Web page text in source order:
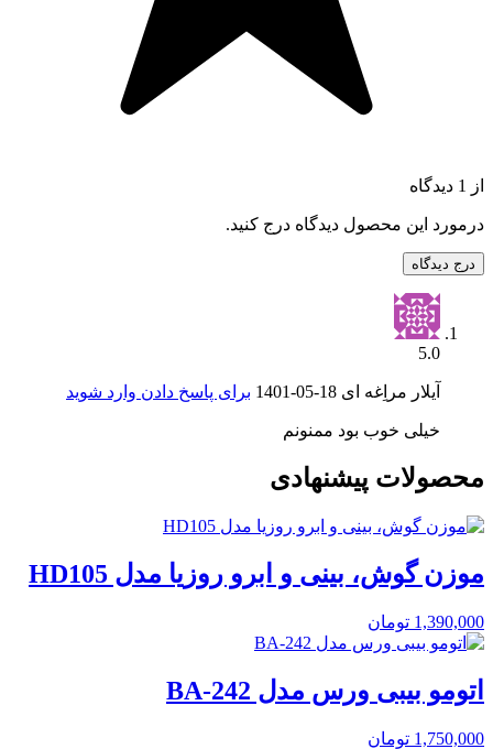
از 1 دیدگاه
درمورد این محصول دیدگاه درج کنید.
درج دیدگاه
5.0
آیلار مراِغه ای 1401-05-18 برای پاسخ دادن وارد شوید
خیلی خوب بود ممنونم
محصولات پیشنهادی
موزن گوش، بینی و ابرو روزیا مدل HD105
1,390,000 تومان
اتومو بیبی ورس مدل BA-242
1,750,000 تومان